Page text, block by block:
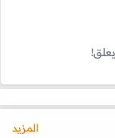
المزيد